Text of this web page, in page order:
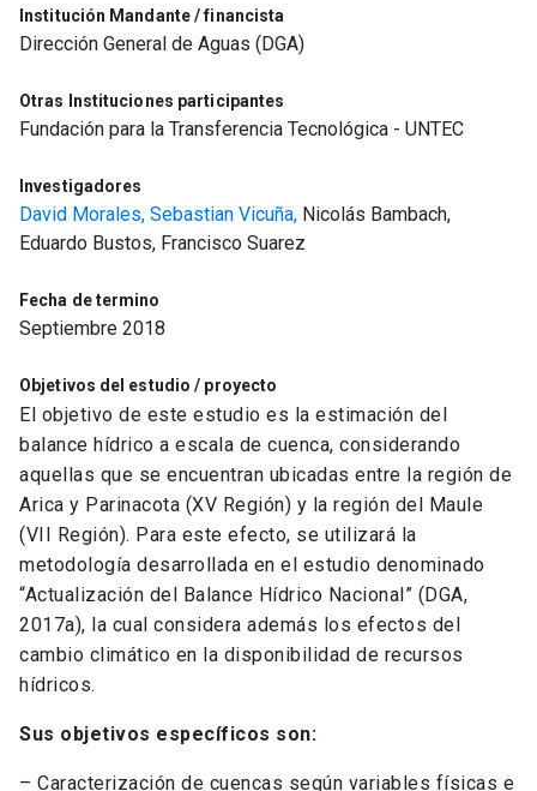
Institución Mandante / financista
Dirección General de Aguas (DGA)
Otras Instituciones participantes
Fundación para la Transferencia Tecnológica - UNTEC
Investigadores
David Morales, Sebastian Vicuña, Nicolás Bambach,
Eduardo Bustos, Francisco Suarez
Fecha de termino
Septiembre 2018
Objetivos del estudio / proyecto
El objetivo de este estudio es la estimación del
balance hídrico a escala de cuenca, considerando
aquellas que se encuentran ubicadas entre la región de
Arica y Parinacota (XV Región) y la región del Maule
(VII Región). Para este efecto, se utilizará la
metodología desarrollada en el estudio denominado
“Actualización del Balance Hídrico Nacional” (DGA,
2017a), la cual considera además los efectos del
cambio climático en la disponibilidad de recursos
hídricos.
Sus objetivos específicos son:
– Caracterización de cuencas según variables físicas e